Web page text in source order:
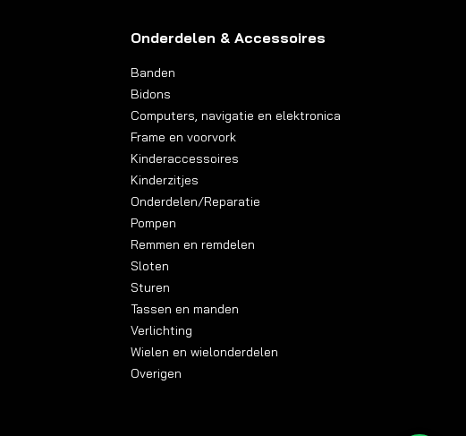
Onderdelen & Accessoires
Banden
Bidons
Computers, navigatie en elektronica
Frame en voorvork
Kinderaccessoires
Kinderzitjes
Onderdelen/Reparatie
Pompen
Remmen en remdelen
Sloten
Sturen
Tassen en manden
Verlichting
Wielen en wielonderdelen
Overigen